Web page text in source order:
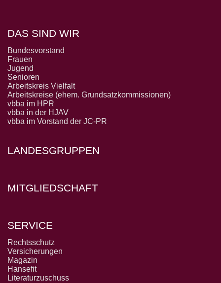
DAS SIND WIR
Bundesvorstand
Frauen
Jugend
Senioren
Arbeitskreis Vielfalt
Arbeitskreise (ehem. Grundsatzkommissionen)
vbba im HPR
vbba in der HJAV
vbba im Vorstand der JC-PR
LANDESGRUPPEN
MITGLIEDSCHAFT
SERVICE
Rechtsschutz
Versicherungen
Magazin
Hansefit
Literaturzuschuss